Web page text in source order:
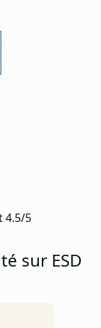
4.5/5
sur ESD